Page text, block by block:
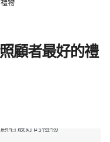
物
顧者最好的禮